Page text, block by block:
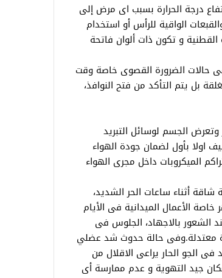
درجة الحرارة بسبب اى مرض إلى
الواقية للرأس أو استخدام
و تكون ذات ألوان فاتحة
حالات الضرورة القصوى خاصة وقت
بل يتم التأكد من فتح النوافذ،
الجسم لوسائل التبريد
اولا بأول لضمان جودة الهواء
الميكروبات داخل مجرى الهواء
أثناء ساعات الحر الشديد،
الأعمال الميدانية فى الأيام
الشعور بالاجهاد، الجلوس فى
معتدلة.وفى حالة حدوث شد عضلي
الجو الحار يراعى الاقلال من
جيد التهوية و عدم ممارسة أى